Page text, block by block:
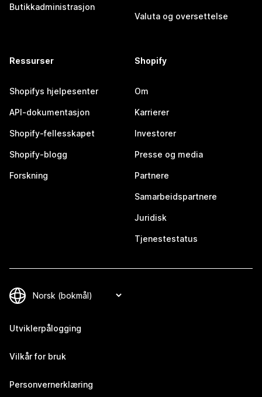
Butikkadministrasjon
Valuta og oversettelse
Ressurser
Shopifys hjelpesenter
API-dokumentasjon
Shopify-fellesskapet
Shopify-blogg
Forskning
Shopify
Om
Karrierer
Investorer
Presse og media
Partnere
Samarbeidspartnere
Juridisk
Tjenestestatus
Utviklerpålogging
Vilkår for bruk
Personvernerklæring